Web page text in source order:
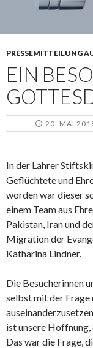
PRESSEMITTEILUNG
EIN
20. MAI
In der Lahrer
Geflüchtete und
worden war dieser
einem Team aus
Pakistan, Iran und
Migration der
Katharina Lindner.
Die Besucherinnen
selbst mit der
ist unsere Hoffnung,
Das war die Frage,